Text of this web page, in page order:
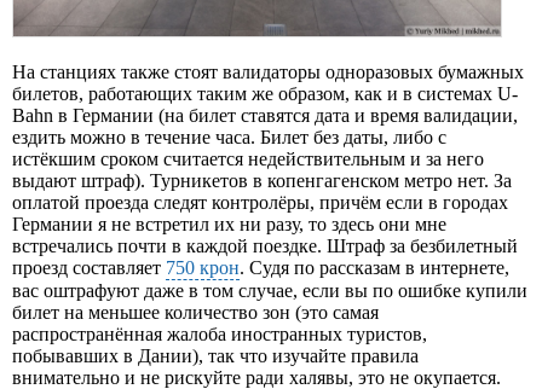
На станциях также стоят валидаторы одноразовых бумажных
билетов, работающих таким же образом, как и в системах U-
Bahn в Германии (на билет ставятся дата и время валидации,
ездить можно в течение часа. Билет без даты, либо с
истёкшим сроком считается недействительным и за него
выдают штраф). Турникетов в копенгагенском метро нет. За
оплатой проезда следят контролёры, причём если в городах
Германии я не встретил их ни разу, то здесь они мне
встречались почти в каждой поездке. Штраф за безбилетный
проезд составляет 750 крон. Судя по рассказам в интернете,
вас оштрафуют даже в том случае, если вы по ошибке купили
билет на меньшее количество зон (это самая
распространённая жалоба иностранных туристов,
побывавших в Дании), так что изучайте правила
внимательно и не рискуйте ради халявы, это не окупается.